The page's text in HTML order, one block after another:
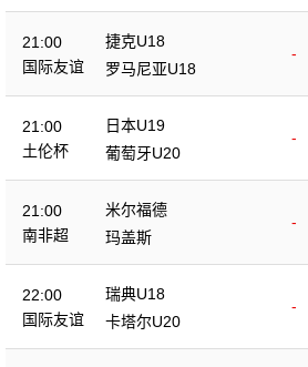
21:00
国际友谊
捷克U18
-
罗马尼亚U18
21:00
土伦杯
日本U19
-
葡萄牙U20
21:00
南非超
米尔福德
-
玛盖斯
22:00
国际友谊
瑞典U18
-
卡塔尔U20